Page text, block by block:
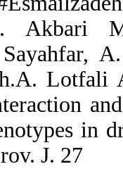
Esfahlani,
Ghafari
bread
Seed Plant